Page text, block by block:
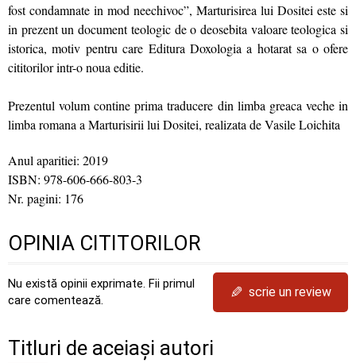
fost condamnate in mod neechivoc”, Marturisirea lui Dositei este si
in prezent un document teologic de o deosebita valoare teologica si
istorica, motiv pentru care Editura Doxologia a hotarat sa o ofere
cititorilor intr-o noua editie.
Prezentul volum contine prima traducere din limba greaca veche in
limba romana a Marturisirii lui Dositei, realizata de Vasile Loichita
Anul aparitiei: 2019
ISBN: 978-606-666-803-3
Nr. pagini: 176
OPINIA CITITORILOR
Nu există opinii exprimate. Fii primul
care comentează.
✎ scrie un review
Titluri de aceiași autori